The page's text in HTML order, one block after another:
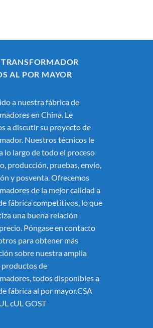
AL POR MAYOR
a nuestra fábrica de
en China. Le
a discutir su proyecto de
Nuestros técnicos le
lo largo de todo el proceso
producción, pruebas, envío,
y posventa. Ofrecemos
de la mejor calidad a
fábrica competitivos, lo que
una buena relación
Póngase en contacto
para obtener más
sobre nuestra amplia
productos de
todos disponibles a
fábrica al por mayor.CSA
cUL GOST